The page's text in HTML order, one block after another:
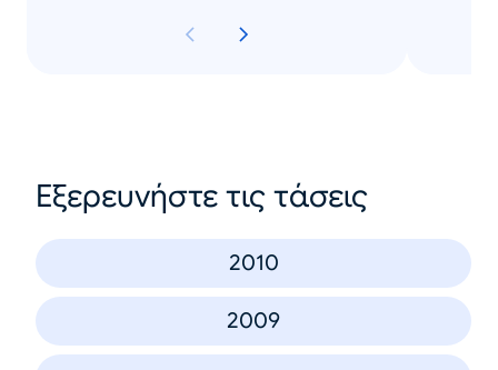
Εξερευνήστε τις τάσεις
2010
2009